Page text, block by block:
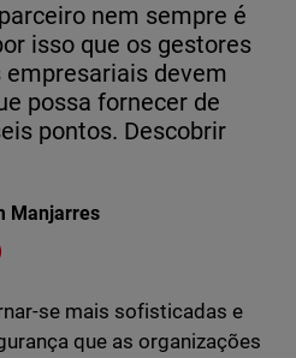
nem sempre é
isso que os gestores
empresariais devem
possa fornecer de
pontos. Descobrir
Manjarres
X
Share on Reddit
se mais sofisticadas e
que as organizações